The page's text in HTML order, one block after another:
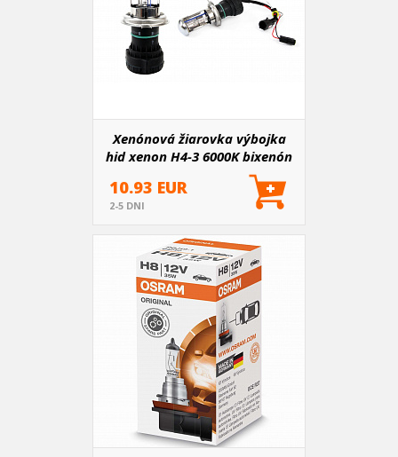
Xenónová žiarovka výbojka
hid xenon H4-3 6000K bixenón
10.93 EUR
2-5 DNI